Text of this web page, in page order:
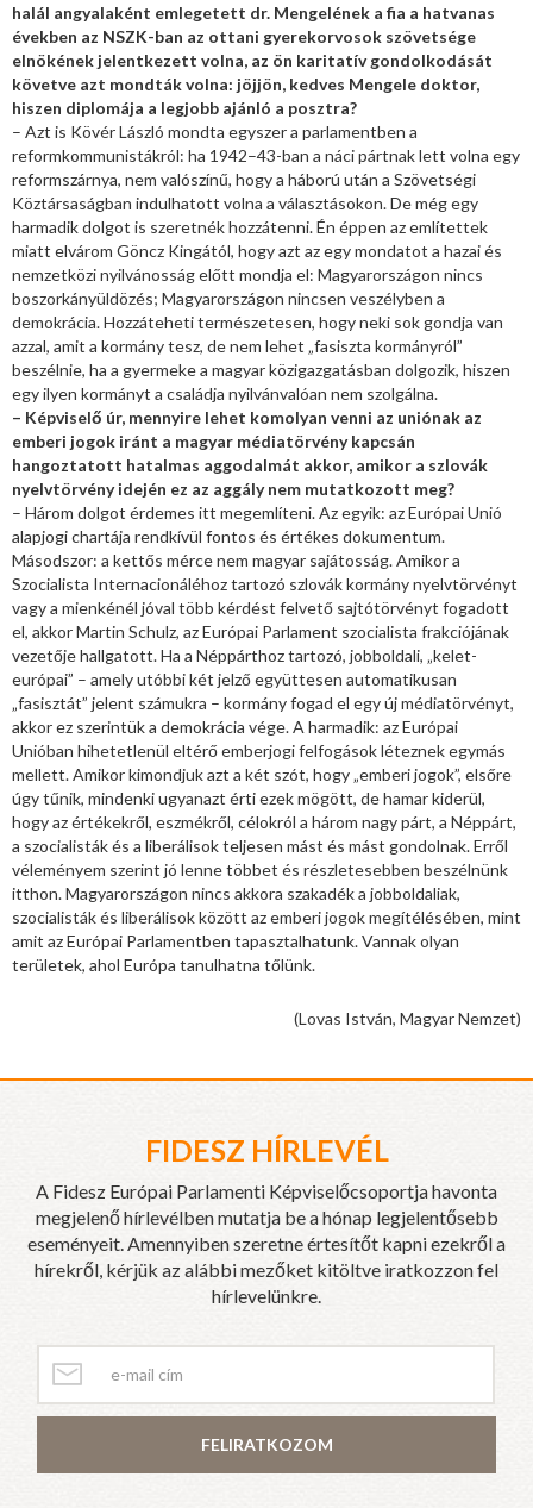
halál angyalaként emlegetett dr. Mengelének a fia a hatvanas
években az NSZK-ban az ottani gyerekorvosok szövetsége
elnökének jelentkezett volna, az ön karitatív gondolkodását
követve azt mondták volna: jöjjön, kedves Mengele doktor,
hiszen diplomája a legjobb ajánló a posztra?
– Azt is Kövér László mondta egyszer a parlamentben a
reformkommunistákról: ha 1942–43-ban a náci pártnak lett volna egy
reformszárnya, nem valószínű, hogy a háború után a Szövetségi
Köztársaságban indulhatott volna a választásokon. De még egy
harmadik dolgot is szeretnék hozzátenni. Én éppen az említettek
miatt elvárom Göncz Kingától, hogy azt az egy mondatot a hazai és
nemzetközi nyilvánosság előtt mondja el: Magyarországon nincs
boszorkányüldözés; Magyarországon nincsen veszélyben a
demokrácia. Hozzáteheti természetesen, hogy neki sok gondja van
azzal, amit a kormány tesz, de nem lehet „fasiszta kormányról”
beszélnie, ha a gyermeke a magyar közigazgatásban dolgozik, hiszen
egy ilyen kormányt a családja nyilvánvalóan nem szolgálna.
– Képviselő úr, mennyire lehet komolyan venni az uniónak az
emberi jogok iránt a magyar médiatörvény kapcsán
hangoztatott hatalmas aggodalmát akkor, amikor a szlovák
nyelvtörvény idején ez az aggály nem mutatkozott meg?
– Három dolgot érdemes itt megemlíteni. Az egyik: az Európai Unió
alapjogi chartája rendkívül fontos és értékes dokumentum.
Másodszor: a kettős mérce nem magyar sajátosság. Amikor a
Szocialista Internacionáléhoz tartozó szlovák kormány nyelvtörvényt
vagy a mienkénél jóval több kérdést felvető sajtótörvényt fogadott
el, akkor Martin Schulz, az Európai Parlament szocialista frakciójának
vezetője hallgatott. Ha a Néppárthoz tartozó, jobboldali, „kelet-
európai” – amely utóbbi két jelző együttesen automatikusan
„fasisztát” jelent számukra – kormány fogad el egy új médiatörvényt,
akkor ez szerintük a demokrácia vége. A harmadik: az Európai
Unióban hihetetlenül eltérő emberjogi felfogások léteznek egymás
mellett. Amikor kimondjuk azt a két szót, hogy „emberi jogok”, elsőre
úgy tűnik, mindenki ugyanazt érti ezek mögött, de hamar kiderül,
hogy az értékekről, eszmékről, célokról a három nagy párt, a Néppárt,
a szocialisták és a liberálisok teljesen mást és mást gondolnak. Erről
véleményem szerint jó lenne többet és részletesebben beszélnünk
itthon. Magyarországon nincs akkora szakadék a jobboldaliak,
szocialisták és liberálisok között az emberi jogok megítélésében, mint
amit az Európai Parlamentben tapasztalhatunk. Vannak olyan
területek, ahol Európa tanulhatna tőlünk.
(Lovas István, Magyar Nemzet)
FIDESZ HÍRLEVÉL
A Fidesz Európai Parlamenti Képviselőcsoportja havonta
megjelenő hírlevélben mutatja be a hónap legjelentősebb
eseményeit. Amennyiben szeretne értesítőt kapni ezekről a
hírekről, kérjük az alábbi mezőket kitöltve iratkozzon fel
hírlevelünkre.
FELIRATKOZOM